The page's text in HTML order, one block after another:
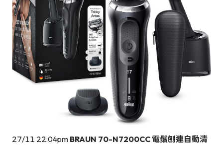
27/11 22:04pm BRAUN 70-N7200CC 電鬚刨連自動清